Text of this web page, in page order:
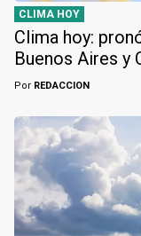
CLIMA HOY
Clima hoy:
Buenos Aires y
Por REDACCION